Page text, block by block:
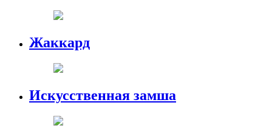
Жаккард
Искусственная замша